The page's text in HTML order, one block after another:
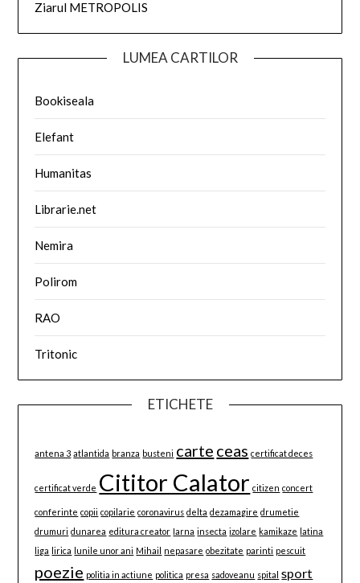
Ziarul METROPOLIS
LUMEA CARTILOR
Bookiseala
Elefant
Humanitas
Librarie.net
Nemira
Polirom
RAO
Tritonic
ETICHETE
antena 3 atlantida branza busteni carte ceas certificat deces
certificat verde Cititor Calator citizen concert
conferinte copii copilarie coronavirus delta dezamagire drumetie
drumuri dunarea editura creator Iarna insecta izolare kamikaze latina
liga lirica lunile unor ani Mihail nepasare obezitate parinti pescuit
poezie politia in actiune politica presa sadoveanu spital sport